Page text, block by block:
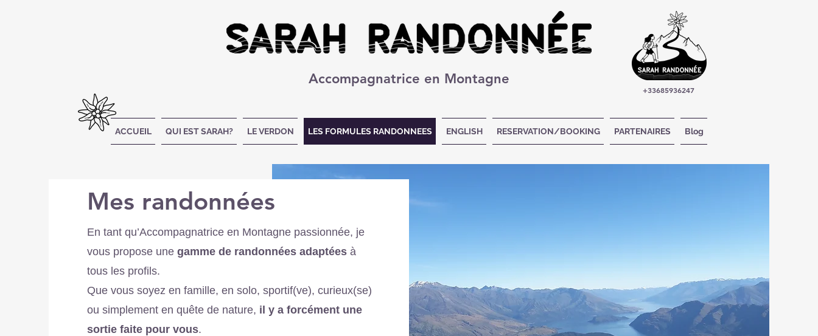
Accompagnatrice en Montagne
+33685936247
ACCUEIL QUI EST SARAH? LE VERDON LES FORMULES RANDONNEES ENGLISH RESERVATION/BOOKING PARTENAIRES Blog
Mes randonnées
En tant qu’Accompagnatrice en Montagne passionnée, je
vous propose une gamme de randonnées adaptées à
tous les profils.
Que vous soyez en famille, en solo, sportif(ve), curieux(se)
ou simplement en quête de nature, il y a forcément une
sortie faite pour vous.